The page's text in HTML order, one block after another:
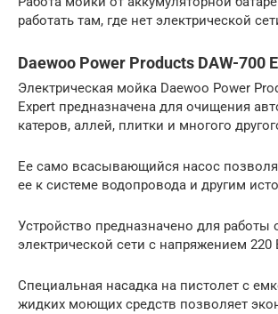
работать там, где нет электрической
Daewoo Power Products DAW-700
Электрическая мойка Daewoo Power
Expert предназначена для очищения
катеров, аллей, плитки и многого
Ее само всасывающийся насос
ее к системе водопровода и другим
Устройство предназначено для работы
электрической сети с напряжением 220
Специальная насадка на пистолет с
жидких моющих средств позволяет